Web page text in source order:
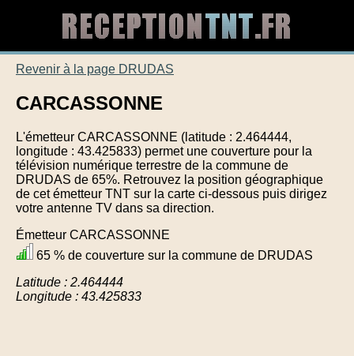
Revenir à la page DRUDAS
CARCASSONNE
L'émetteur CARCASSONNE (latitude : 2.464444,
longitude : 43.425833) permet une couverture pour la
télévision numérique terrestre de la commune de
DRUDAS de 65%. Retrouvez la position géographique
de cet émetteur TNT sur la carte ci-dessous puis dirigez
votre antenne TV dans sa direction.
Émetteur CARCASSONNE
65 % de couverture sur la commune de DRUDAS
Latitude : 2.464444
Longitude : 43.425833